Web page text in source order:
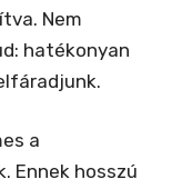
Nem
hatékonyan
a
Ennek hosszú